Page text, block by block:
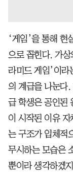
‘게임’을 통해 현
으로 꼽힌다. 가
라미드 게임’이라
의 계급을 나눈다.
급 학생은 공인된
이 시작된 이유
는 구조가 입체적
무시하는 모습은
뿐이라 생각하겠